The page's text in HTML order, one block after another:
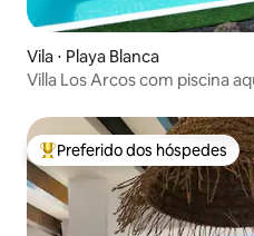
Vila ⋅ Playa Blanca
Entre os melhores preferidos
Preferido dos hóspedes